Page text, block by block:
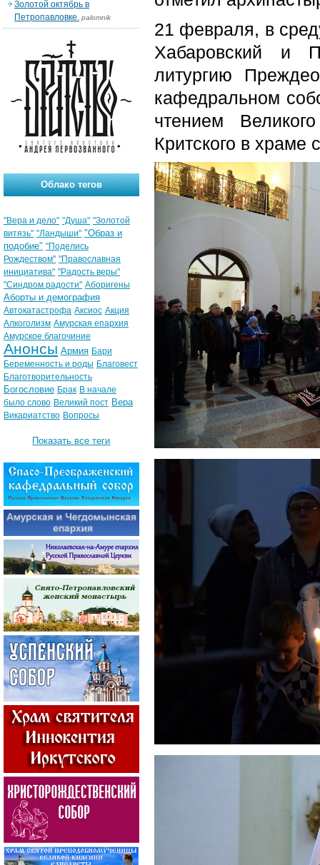
21 февраля, в
Хабаровский и
литургию
кафедральном
чтением
Критского в храме
Золотой октябрь в
Петропавловке. palomnik
Облако тегов
"Вера и дело" "Душа" "Золотой
витязь" "Ландыши" "Образ и
подобие" "Поделись
Рождеством" "Православная
инициатива" "Радость веры"
"Синдром радости" Аборигены
Аборты и демография
Автокатастрофа Аксиос Акция
Алкоголизм Амурская епархия
Амурское благочиние
Анонсы Армия Бари
Беременность и роды Благовест
Благотворительность
Богословие Брак В начале
было слово Великий пост Вера
Викариатство Вопросы
Показать все теги